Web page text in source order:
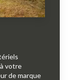
votre
de marque